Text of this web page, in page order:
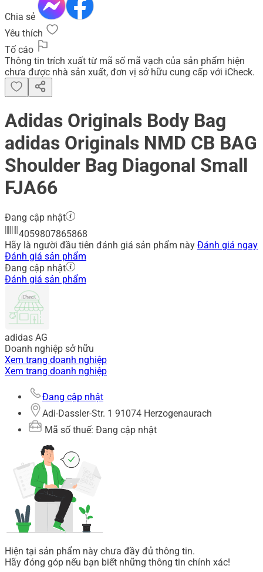
Chia sẻ
Yêu thích
Tố cáo
Thông tin trích xuất từ mã số mã vạch của sản phẩm hiện
chưa được nhà sản xuất, đơn vị sở hữu cung cấp với iCheck.
Adidas Originals Body Bag
adidas Originals NMD CB BAG
Shoulder Bag Diagonal Small
FJA66
Đang cập nhật
4059807865868
Hãy là người đầu tiên đánh giá sản phẩm này Đánh giá ngay
Đánh giá sản phẩm
Đang cập nhật
Đánh giá sản phẩm
adidas AG
Doanh nghiệp sở hữu
Xem trang doanh nghiệp
Xem trang doanh nghiệp
Đang cập nhật
Adi-Dassler-Str. 1 91074 Herzogenaurach
Mã số thuế: Đang cập nhật
Hiện tại sản phẩm này chưa đầy đủ thông tin.
Hãy đóng góp nếu bạn biết những thông tin chính xác!